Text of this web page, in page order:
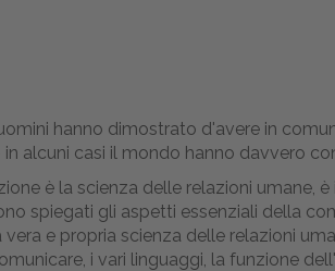
hanno dimostrato d'avere in
in alcuni casi il mondo hanno davvero
è la scienza delle relazioni umane,
spiegati gli aspetti essenziali della
e propria scienza delle relazioni
i vari linguaggi, la funzione